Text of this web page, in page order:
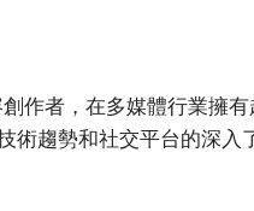
作者，在多媒體行業擁
術趨勢和社交平台的深